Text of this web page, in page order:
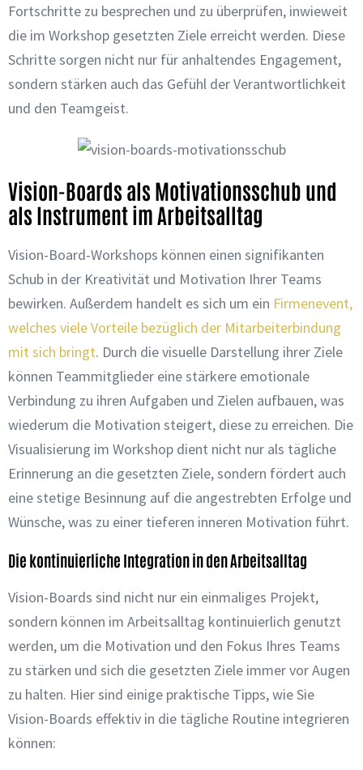
Fortschritte zu besprechen und zu überprüfen, inwieweit
die im Workshop gesetzten Ziele erreicht werden. Diese
Schritte sorgen nicht nur für anhaltendes Engagement,
sondern stärken auch das Gefühl der Verantwortlichkeit
und den Teamgeist.
Vision-Boards als Motivationsschub und
als Instrument im Arbeitsalltag
Vision-Board-Workshops können einen signifikanten
Schub in der Kreativität und Motivation Ihrer Teams
bewirken. Außerdem handelt es sich um ein Firmenevent,
welches viele Vorteile bezüglich der Mitarbeiterbindung
mit sich bringt. Durch die visuelle Darstellung ihrer Ziele
können Teammitglieder eine stärkere emotionale
Verbindung zu ihren Aufgaben und Zielen aufbauen, was
wiederum die Motivation steigert, diese zu erreichen. Die
Visualisierung im Workshop dient nicht nur als tägliche
Erinnerung an die gesetzten Ziele, sondern fördert auch
eine stetige Besinnung auf die angestrebten Erfolge und
Wünsche, was zu einer tieferen inneren Motivation führt.
Die kontinuierliche Integration in den Arbeitsalltag
Vision-Boards sind nicht nur ein einmaliges Projekt,
sondern können im Arbeitsalltag kontinuierlich genutzt
werden, um die Motivation und den Fokus Ihres Teams
zu stärken und sich die gesetzten Ziele immer vor Augen
zu halten. Hier sind einige praktische Tipps, wie Sie
Vision-Boards effektiv in die tägliche Routine integrieren
können: